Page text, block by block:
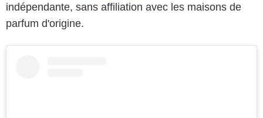
indépendante, sans affiliation avec les maisons de
parfum d'origine.